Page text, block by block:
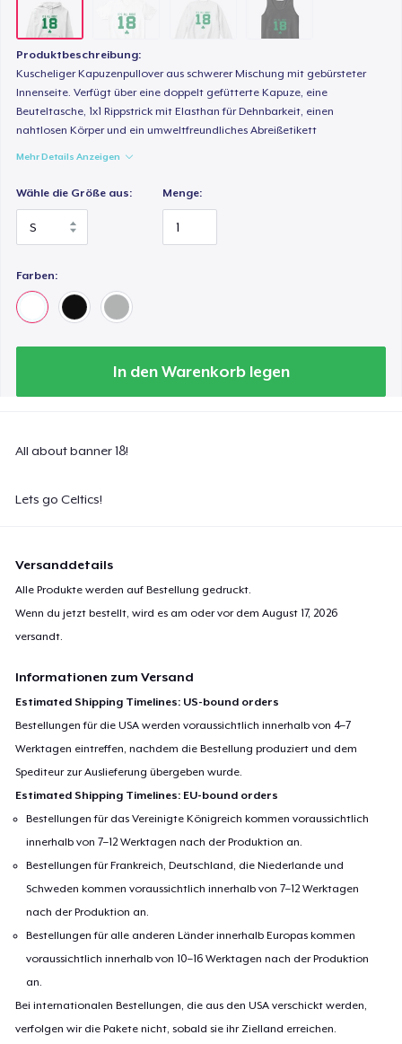
Produktbeschreibung:
Kuscheliger Kapuzenpullover aus schwerer Mischung mit gebürsteter
Innenseite. Verfügt über eine doppelt gefütterte Kapuze, eine
Beuteltasche, 1x1 Rippstrick mit Elasthan für Dehnbarkeit, einen
nahtlosen Körper und ein umweltfreundliches Abreißetikett
Mehr Details Anzeigen
Wähle die Größe aus: Menge:
Farben:
In den Warenkorb legen
All about banner 18!
Lets go Celtics!
Versanddetails
Alle Produkte werden auf Bestellung gedruckt.
Wenn du jetzt bestellt, wird es am oder vor demAugust 17, 2026
versandt.
Informationen zum Versand
Estimated Shipping Timelines: US-bound orders
Bestellungen für die USA werden voraussichtlich innerhalb von 4–7
Werktagen eintreffen, nachdem die Bestellung produziert und dem
Spediteur zur Auslieferung übergeben wurde.
Estimated Shipping Timelines: EU-bound orders
Bestellungen für das Vereinigte Königreich kommen voraussichtlich
innerhalb von 7–12 Werktagen nach der Produktion an.
Bestellungen für Frankreich, Deutschland, die Niederlande und
Schweden kommen voraussichtlich innerhalb von 7–12 Werktagen
nach der Produktion an.
Bestellungen für alle anderen Länder innerhalb Europas kommen
voraussichtlich innerhalb von 10–16 Werktagen nach der Produktion
an.
Bei internationalen Bestellungen, die aus den USA verschickt werden,
verfolgen wir die Pakete nicht, sobald sie ihr Zielland erreichen.